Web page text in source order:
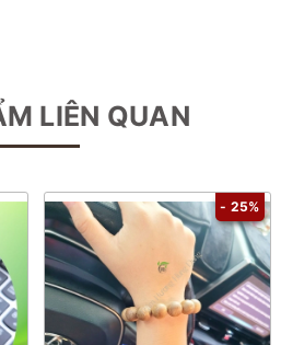
LIÊN QUAN
- 25%